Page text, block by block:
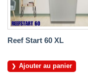
Reef Start 60 XL
Ajouter au panier